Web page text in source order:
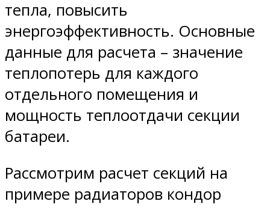
тепла, повысить
энергоэффективность. Основные
данные для расчета – значение
теплопотерь для каждого
отдельного помещения и
мощность теплоотдачи секции
батареи.
Рассмотрим расчет секций на
примере радиаторов кондор